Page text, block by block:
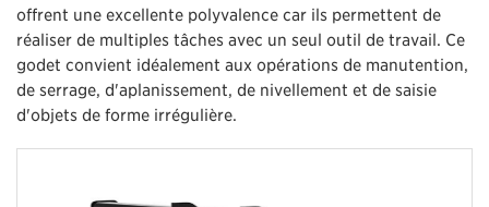
offrent une excellente polyvalence car ils permettent de
réaliser de multiples tâches avec un seul outil de travail. Ce
godet convient idéalement aux opérations de manutention,
de serrage, d'aplanissement, de nivellement et de saisie
d'objets de forme irrégulière.